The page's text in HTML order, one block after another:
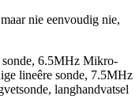
nie eenvoudig nie,
sonde, 6.5MHz Mikro-
lineêre sonde, 7.5MHz
langhandvatsel